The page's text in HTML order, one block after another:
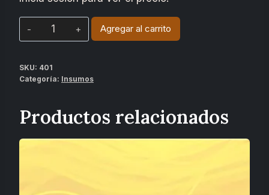
Agregar al carrito
SKU: 401
Categoría: Insumos
Productos relacionados